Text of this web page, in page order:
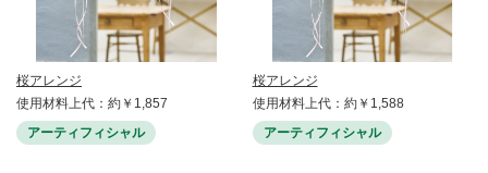
桜アレンジ
使用材料上代：約￥1,857
アーティフィシャル
桜アレンジ
使用材料上代：約￥1,588
アーティフィシャル